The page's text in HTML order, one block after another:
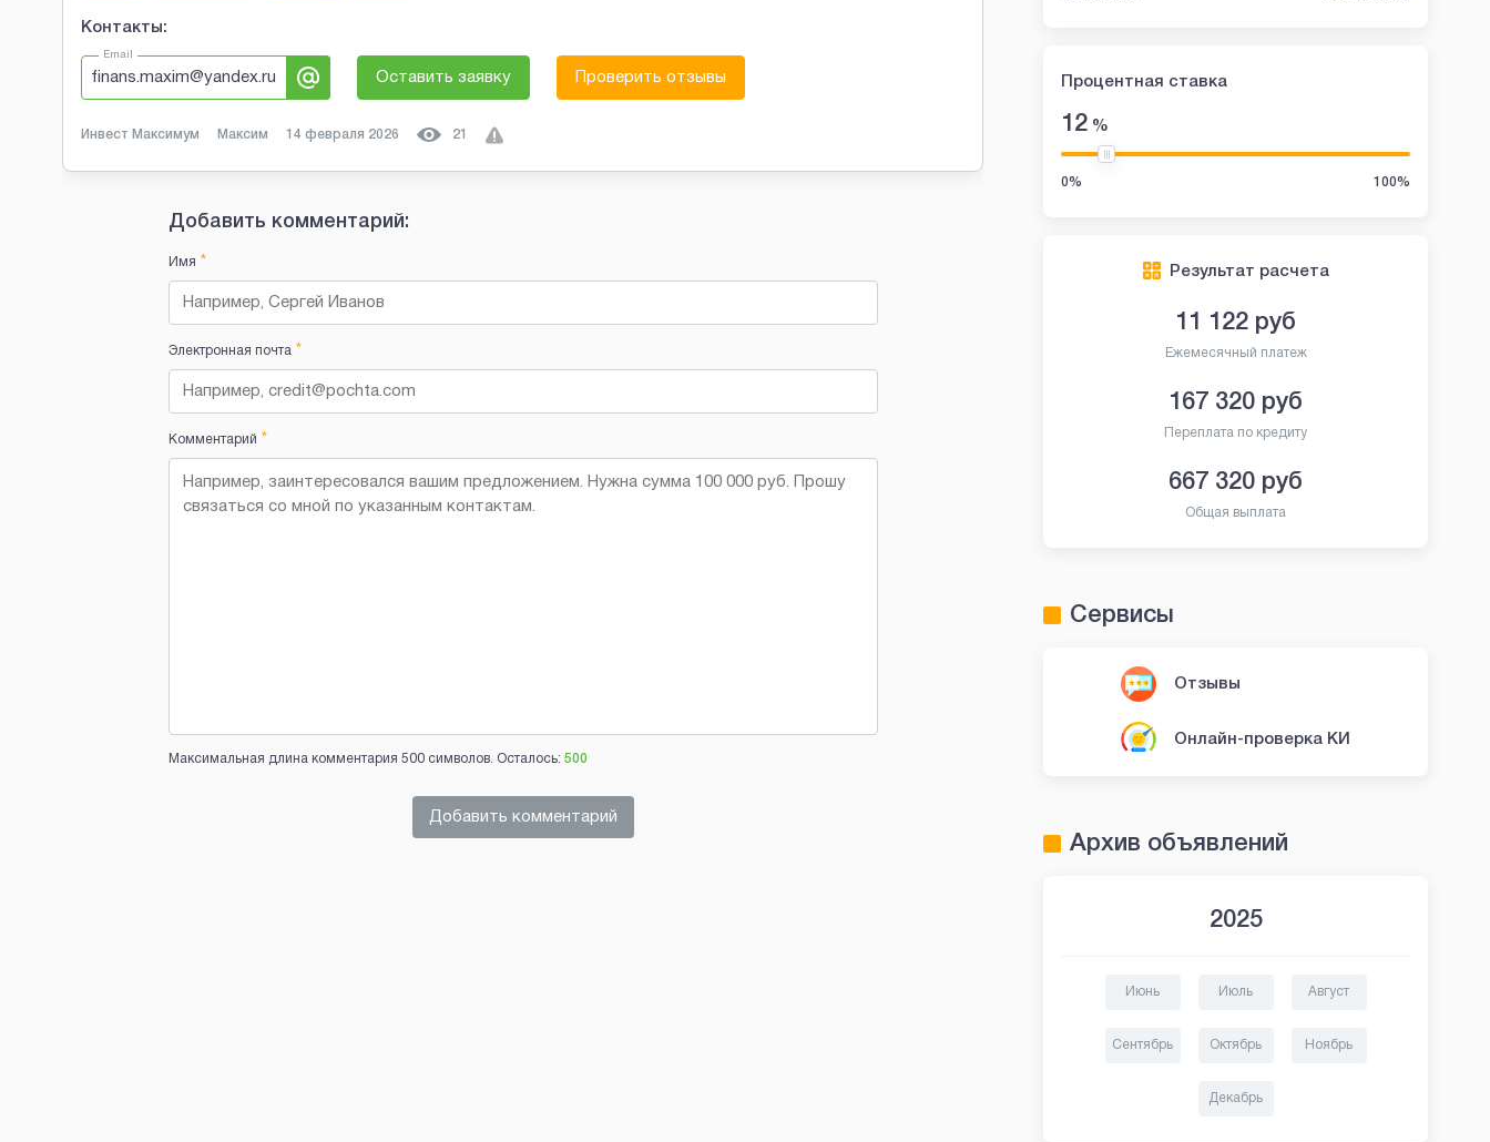
Контакты:
Email
finans.maxim@yandex.ru Оставить заявку Проверить отзывы
Инвест Максимум Максим 14 февраля 2026 21
Добавить комментарий:
Имя *
Электронная почта*
Комментарий *
Максимальная длина комментария 500 символов. Осталось: 500
Добавить комментарий
Процентная ставка
12 %
0% 100%
Результат расчета
11 122 руб
Ежемесячный платеж
167 320 руб
Переплата по кредиту
667 320 руб
Общая выплата
Сервисы
Отзывы
Онлайн-проверка КИ
Архив объявлений
2025
Июнь Июль Август
Сентябрь Октябрь Ноябрь
Декабрь